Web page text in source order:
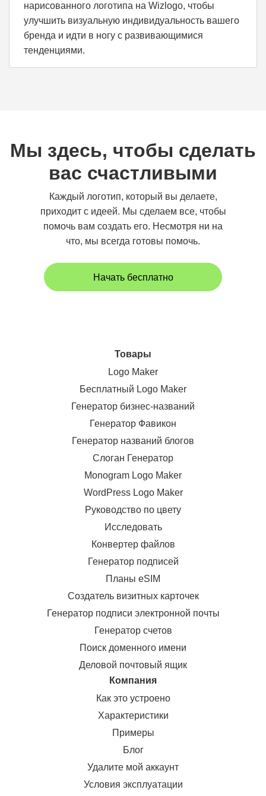
нарисованного логотипа на Wizlogo, чтобы
улучшить визуальную индивидуальность вашего
бренда и идти в ногу с развивающимися
тенденциями.
Мы здесь, чтобы сделать
вас счастливыми
Каждый логотип, который вы делаете,
приходит с идеей. Мы сделаем все, чтобы
помочь вам создать его. Несмотря ни на
что, мы всегда готовы помочь.
Начать бесплатно
Товары
Logo Maker
Бесплатный Logo Maker
Генератор бизнес-названий
Генератор Фавикон
Генератор названий блогов
Слоган Генератор
Monogram Logo Maker
WordPress Logo Maker
Руководство по цвету
Исследовать
Конвертер файлов
Генератор подписей
Планы eSIM
Создатель визитных карточек
Генератор подписи электронной почты
Генератор счетов
Поиск доменного имени
Деловой почтовый ящик
Компания
Как это устроено
Характеристики
Примеры
Блог
Удалите мой аккаунт
Условия эксплуатации